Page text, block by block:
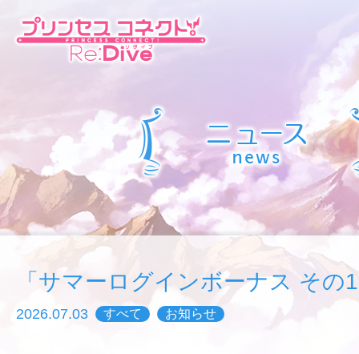
「サマーログインボーナス その
2026.07.03 すべて お知らせ